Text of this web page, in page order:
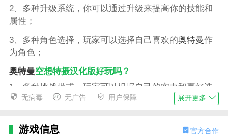
2、多种升级系统，你可以通过升级来提高你的技能和
属性；
3、多种角色选择，玩家可以选择自己喜欢的奥特曼作
为角色；
奥特曼空想特摄汉化版好玩吗？
1、多种挑战模式，玩家可以根据自己的实力和喜好选
择不同的挑战模式；
足不同玩家的需求；
无病毒 无广告 用户保障 展开更多
游戏信息 官方合作